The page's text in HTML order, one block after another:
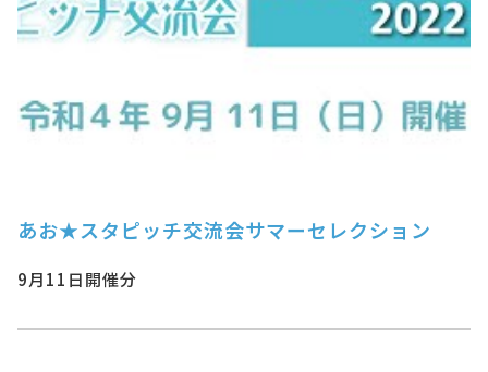
あお★スタピッチ交流会サマーセレクション
9月11日開催分